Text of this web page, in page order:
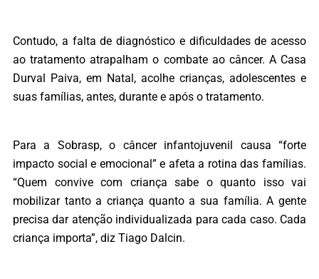
Contudo, a falta de diagnóstico e dificuldades de acesso
ao tratamento atrapalham o combate ao câncer. A Casa
Durval Paiva, em Natal, acolhe crianças, adolescentes e
suas famílias, antes, durante e após o tratamento.
Para a Sobrasp, o câncer infantojuvenil causa “forte
impacto social e emocional” e afeta a rotina das famílias.
“Quem convive com criança sabe o quanto isso vai
mobilizar tanto a criança quanto a sua família. A gente
precisa dar atenção individualizada para cada caso. Cada
criança importa”, diz Tiago Dalcin.